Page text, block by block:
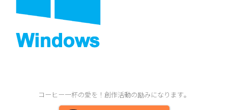
コーヒー一杯の愛を！創作活動の励みになります。